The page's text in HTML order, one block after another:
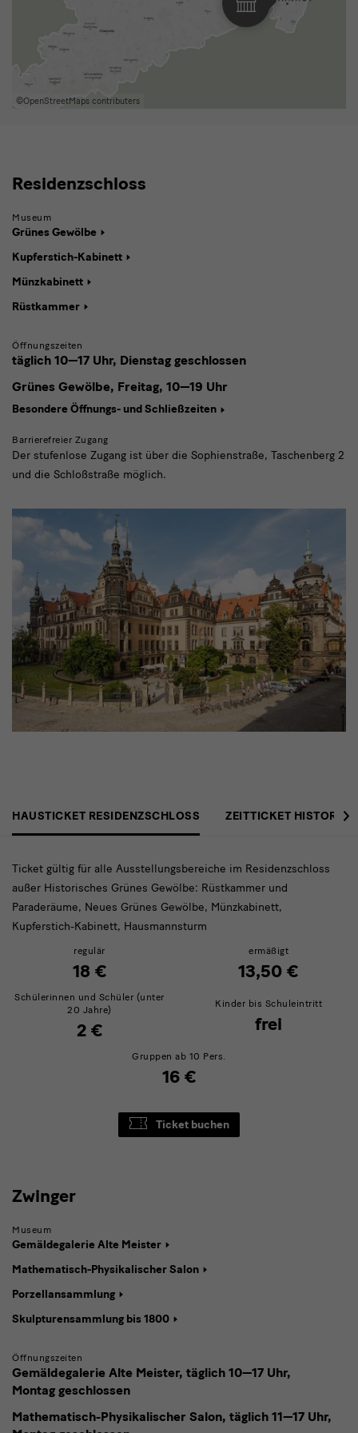
Herrnhut
Goethestraße
Google-
04103
Residenzschloss
Residenzschloss
Museum
Grünes Gewölbe
Kupferstich-Kabinett
Münzkabinett
Rüstkammer
Öffnungszeiten
täglich 10—17 Uhr, Dienstag geschlossen
Grünes Gewölbe, Freitag, 10—19 Uhr
Besondere Öffnungs- und Schließzeiten
Barrierefreier Zugang
Der stufenlose Zugang ist über die Sophienstraße, Taschenberg 2
und die Schloßstraße möglich.
Eintrittspreise
Residenzschloss
HAUSTICKET RESIDENZSCHLOSS ZEITTICKET ›
Ticket gültig für alle Ausstellungsbereiche im Residenzschloss
außer Historisches Grünes Gewölbe: Rüstkammer und
Paraderäume, Neues Grünes Gewölbe, Münzkabinett,
Kupferstich-Kabinett, Hausmannsturm
regulär
18 €
ermäßigt
13,50 €
Schülerinnen und Schüler (unter
20 Jahre)
2 €
Kinder bis Schuleintritt
frei
Gruppen ab 10 Pers.
16 €
Ticket buchen
Zwinger
mit
Semperbau
Zwinger
Museum
Gemäldegalerie Alte Meister
Mathematisch-Physikalischer Salon
Porzellansammlung
Skulpturensammlung bis 1800
Öffnungszeiten
Gemäldegalerie Alte Meister, täglich 10—17 Uhr,
Montag geschlossen
Mathematisch-Physikalischer Salon, täglich 11—17 Uhr,